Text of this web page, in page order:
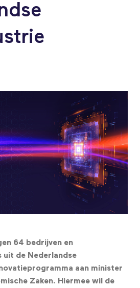
64 bedrijven en
uit de Nederlandse
aan minister
Zaken. Hiermee wil de